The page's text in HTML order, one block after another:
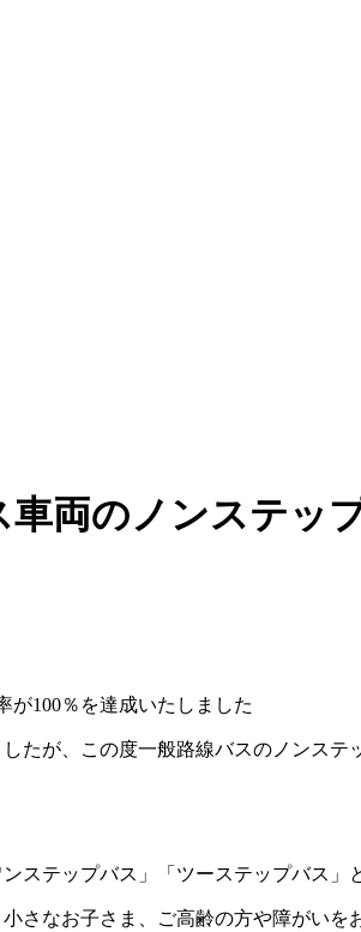
両のノンステッ
が100％を達成いたしました
が、この度一般路線バスのノンステ
ステップバス」「ツーステップバス」
さなお子さま、ご高齢の方や障がい